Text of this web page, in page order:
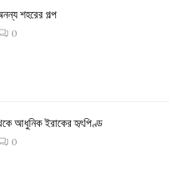
শহরের গল্প
0
আধুনিক ইরাকের হৃৎপিণ্ড
0